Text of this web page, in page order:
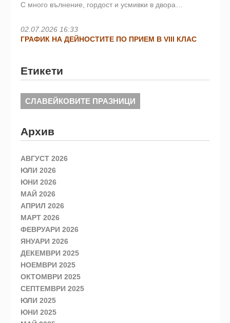
С много вълнение, гордост и усмивки в двора…
02.07.2026 16:33
ГРАФИК НА ДЕЙНОСТИТЕ ПО ПРИЕМ В VIII КЛАС
Етикети
СЛАВЕЙКОВИТЕ ПРАЗНИЦИ
Архив
АВГУСТ 2026
ЮЛИ 2026
ЮНИ 2026
МАЙ 2026
АПРИЛ 2026
МАРТ 2026
ФЕВРУАРИ 2026
ЯНУАРИ 2026
ДЕКЕМВРИ 2025
НОЕМВРИ 2025
ОКТОМВРИ 2025
СЕПТЕМВРИ 2025
ЮЛИ 2025
ЮНИ 2025